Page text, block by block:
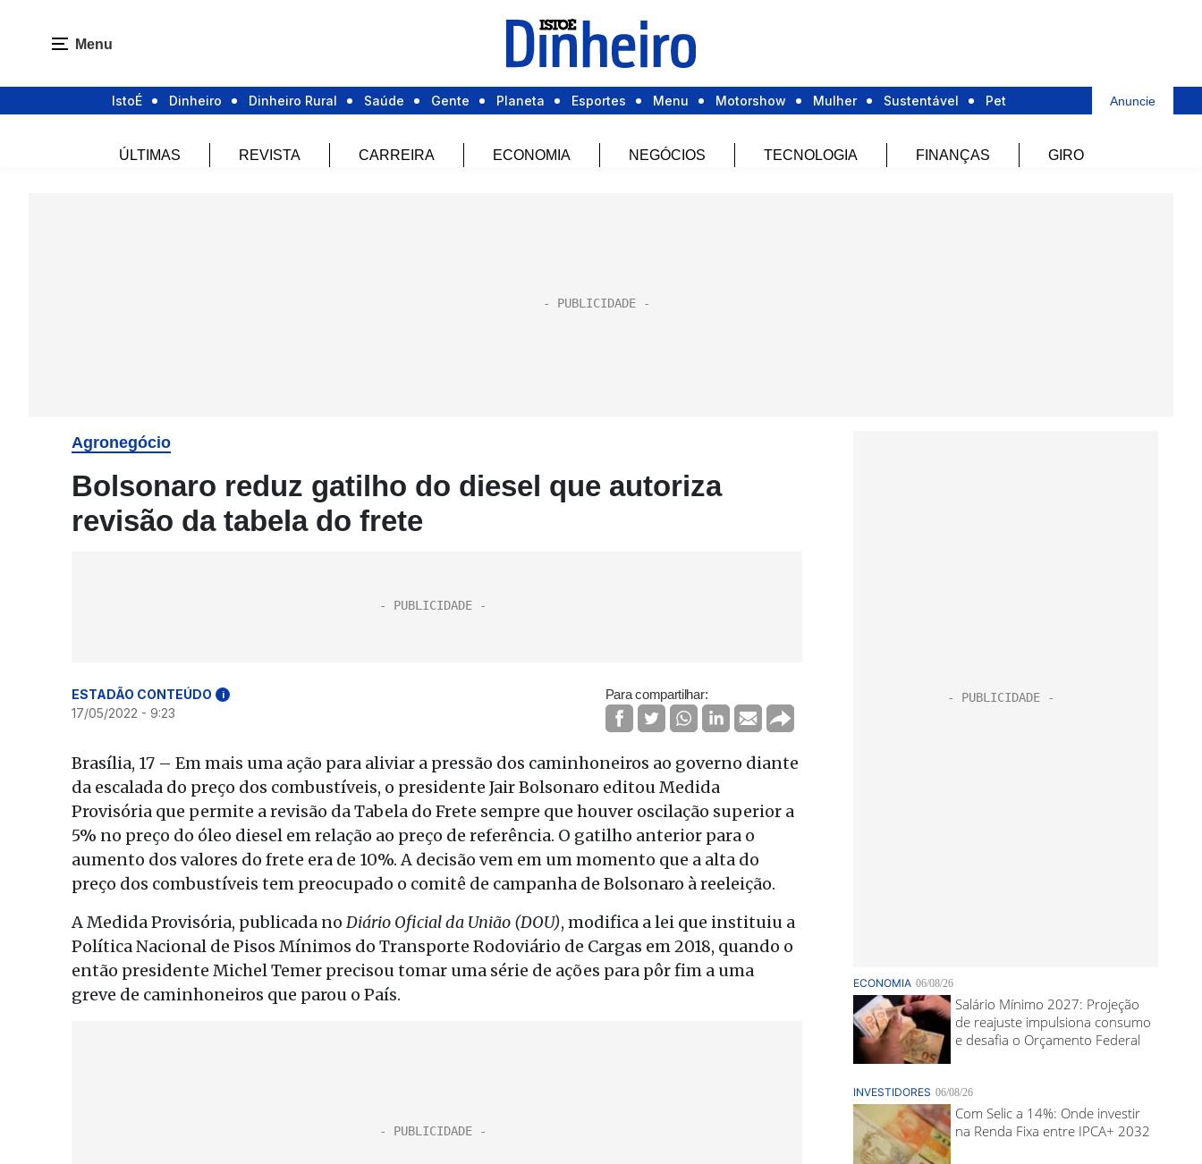
Menu
IstoÉ Dinheiro Dinheiro Rural Saúde Gente Planeta Esportes Menu Motorshow Mulher Sustentável Pet Anuncie
ÚLTIMAS REVISTA CARREIRA ECONOMIA NEGÓCIOS TECNOLOGIA FINANÇAS GIRO
Agronegócio
Bolsonaro reduz gatilho do diesel que autoriza
revisão da tabela do frete
ESTADÃO CONTEÚDO i
17/05/2022 - 9:23
Para compartilhar:
Brasília, 17 – Em mais uma ação para aliviar a pressão dos caminhoneiros ao governo diante
da escalada do preço dos combustíveis, o presidente Jair Bolsonaro editou Medida
Provisória que permite a revisão da Tabela do Frete sempre que houver oscilação superior a
5% no preço do óleo diesel em relação ao preço de referência. O gatilho anterior para o
aumento dos valores do frete era de 10%. A decisão vem em um momento que a alta do
preço dos combustíveis tem preocupado o comitê de campanha de Bolsonaro à reeleição.
A Medida Provisória, publicada no Diário Oficial da União (DOU), modifica a lei que instituiu a
Política Nacional de Pisos Mínimos do Transporte Rodoviário de Cargas em 2018, quando o
então presidente Michel Temer precisou tomar uma série de ações para pôr fim a uma
greve de caminhoneiros que parou o País.